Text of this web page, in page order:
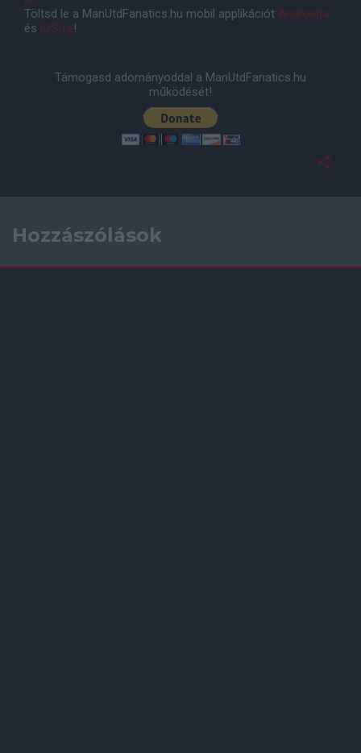
Töltsd le a ManUtdFanatics.hu mobil applikációt Androidra
és iOS-re!
Támogasd adományoddal a ManUtdFanatics.hu
működését!
Hozzászólások